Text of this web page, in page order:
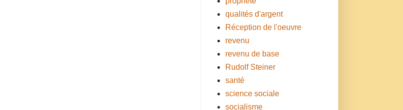
qualités d'argent
Réception de l'oeuvre
revenu
revenu de base
Rudolf Steiner
santé
science sociale
socialisme